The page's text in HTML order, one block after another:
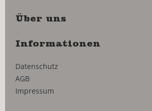
Über uns
Informationen
Datenschutz
AGB
Impressum